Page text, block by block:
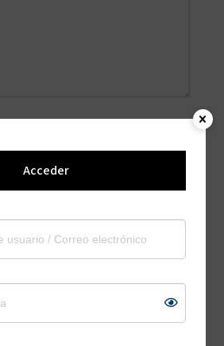
electrónico y web en este
vez que comente.
Acceder